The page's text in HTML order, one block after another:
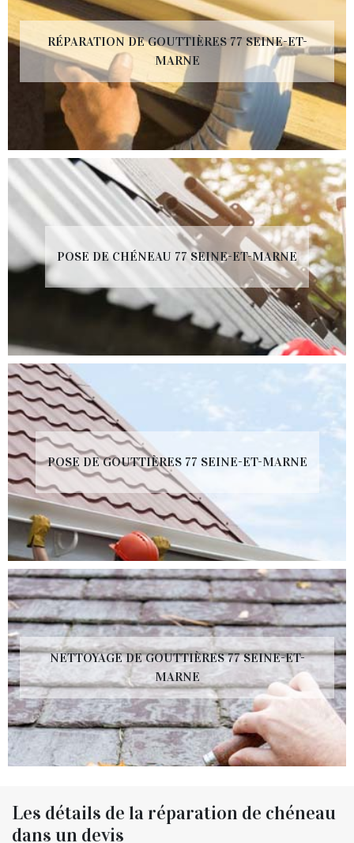
RÉPARATION DE GOUTTIÈRES 77 SEINE-ET-
MARNE
POSE DE CHÉNEAU 77 SEINE-ET-MARNE
POSE DE GOUTTIÈRES 77 SEINE-ET-MARNE
NETTOYAGE DE GOUTTIÈRES 77 SEINE-ET-
MARNE
Les détails de la réparation de chéneau
dans un devis